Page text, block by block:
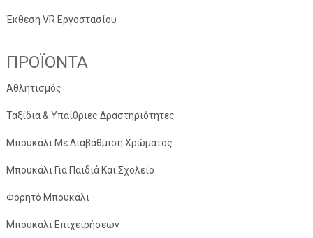
Έκθεση VR Εργοστασίου
ΠΡΟΪΌΝΤΑ
Αθλητισμός
Ταξίδια & Υπαίθριες Δραστηριότητες
Μπουκάλι Με Διαβάθμιση Χρώματος
Μπουκάλι Για Παιδιά Και Σχολείο
Φορητό Μπουκάλι
Μπουκάλι Επιχειρήσεων